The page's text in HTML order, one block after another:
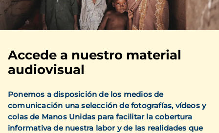
Accede a nuestro material
audiovisual
Ponemos a disposición de los medios de
comunicación una selección de fotografías, vídeos y
colas de Manos Unidas para facilitar la cobertura
informativa de nuestra labor y de las realidades que